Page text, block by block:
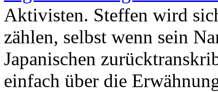
Aktivisten. Steffen wird
zählen, selbst wenn sein
Japanischen
einfach über die